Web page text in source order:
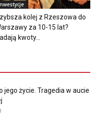
kolej z Rzeszowa do
za 10-15 lat?
kwoty...
jego życie. Tragedia w aucie